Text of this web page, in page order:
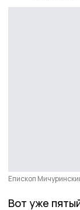
Епископ
Вот уже